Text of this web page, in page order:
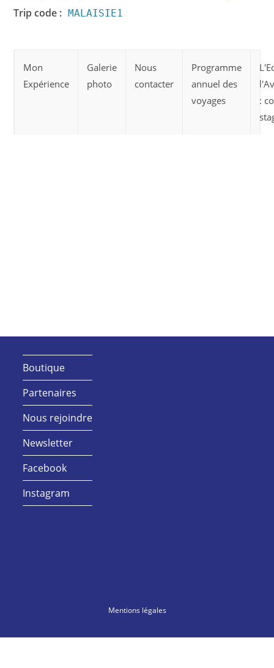
Trip code : MALAISIE1
Mon
Expérience
Galerie
photo
Nous
contacter
Programme
annuel des
voyages
:
Boutique
Partenaires
Nous rejoindre
Newsletter
Facebook
Instagram
Mentions légales